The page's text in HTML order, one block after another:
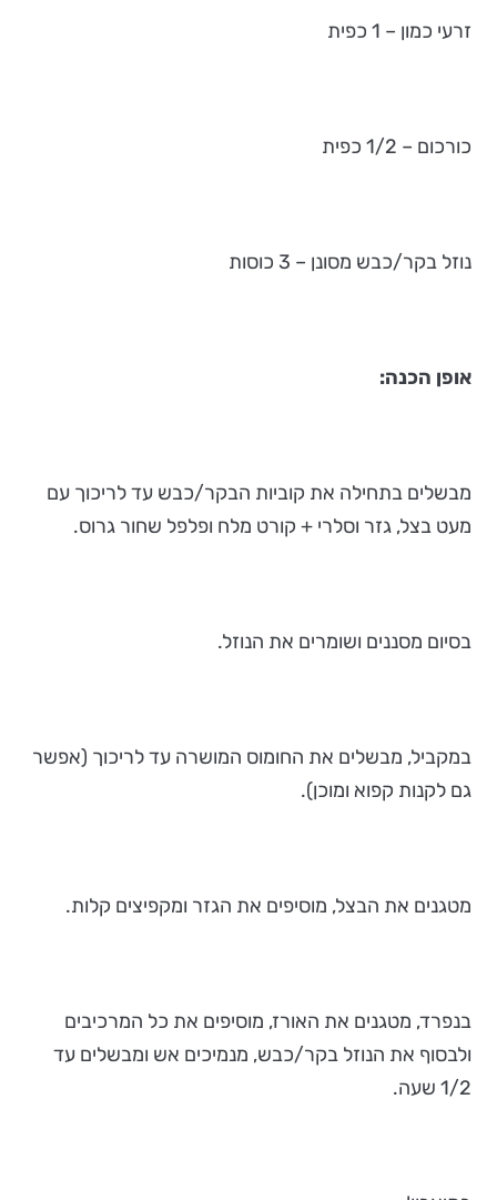
זרעי כמון – 1 כפית
כורכום – 1/2 כפית
נוזל בקר/כבש מסונן – 3 כוסות
אופן הכנה:
מבשלים בתחילה את קוביות הבקר/כבש עד לריכוך עם
מעט בצל, גזר וסלרי + קורט מלח ופלפל שחור גרוס.
בסיום מסננים ושומרים את הנוזל.
במקביל, מבשלים את החומוס המושרה עד לריכוך (אפשר
גם לקנות קפוא ומוכן).
מטגנים את הבצל, מוסיפים את הגזר ומקפיצים קלות.
בנפרד, מטגנים את האורז, מוסיפים את כל המרכיבים
ולבסוף את הנוזל בקר/כבש, מנמיכים אש ומבשלים עד
1/2 שעה.